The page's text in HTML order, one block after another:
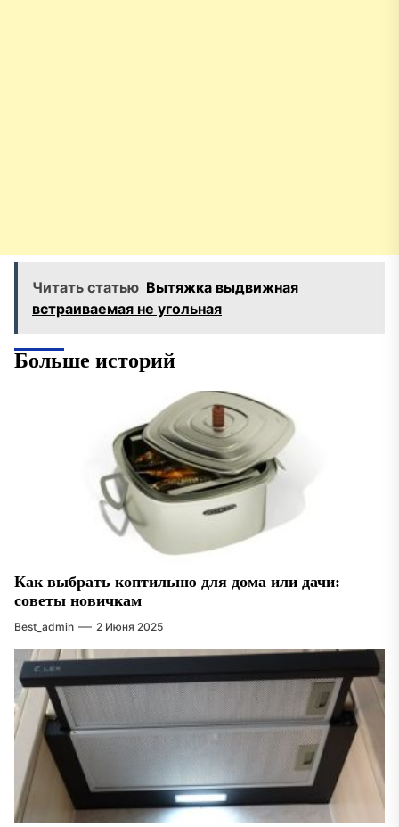
Читать статью Вытяжка выдвижная
встраиваемая не угольная
Больше историй
Как выбрать коптильню для дома или дачи:
советы новичкам
Best_admin 2 Июня 2025